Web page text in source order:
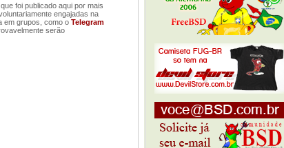
foi publicado aqui por mais
engajadas na
em grupos, como o Telegram
serão